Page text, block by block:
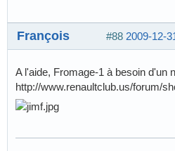
#88 2009-12-
François
A l'aide, Fromage-1 à besoin d'un
http://www.renaultclub.us/forum/